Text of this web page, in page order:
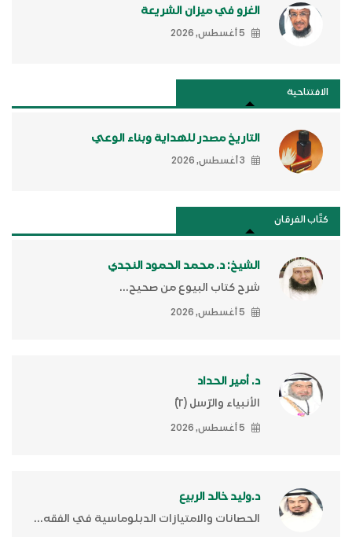
الغزو في ميزان الشريعة
5 أغسطس, 2026
الافتتاحية
التاريخ مصدر للهداية وبناء الوعي
3 أغسطس, 2026
كتَّاب الفرقان
الشيخ: د. محمد الحمود النجدي
شرح كتاب البيوع من صحيح...
5 أغسطس, 2026
د. أمير الحداد
الأنبياء والرّسل (٢)ّ
5 أغسطس, 2026
د.وليد خالد الربيع
الحصانات والامتيازات الدبلوماسية في الفقه...